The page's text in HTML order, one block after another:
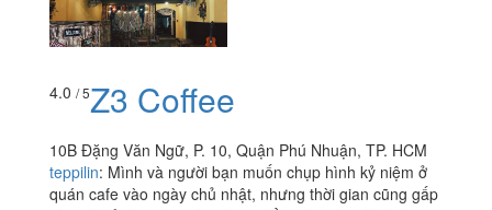
4.0 / 5Z3 Coffee
10B Đặng Văn Ngữ, P. 10, Quận Phú Nhuận, TP. HCM
teppilin: Mình và người bạn muốn chụp hình kỷ niệm ở
quán cafe vào ngày chủ nhật, nhưng thời gian cũng gấp